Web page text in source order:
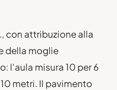
con attribuzione alla
della moglie
l'aula misura 10 per 6
metri. Il pavimento